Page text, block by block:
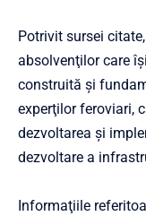
Potrivit sursei
absolvenţilor care
construită şi
experţilor feroviari,
dezvoltarea şi
dezvoltare a
Informaţiile